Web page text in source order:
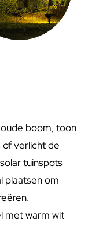
boom, toon
of verlicht de
tuinspots
plaatsen om
met warm wit